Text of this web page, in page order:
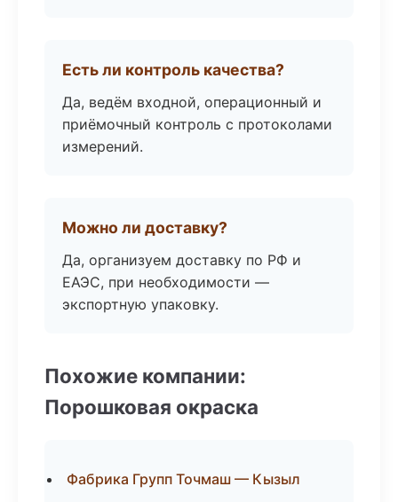
Есть ли контроль качества?
Да, ведём входной, операционный и
приёмочный контроль с протоколами
измерений.
Можно ли доставку?
Да, организуем доставку по РФ и
ЕАЭС, при необходимости —
экспортную упаковку.
Похожие компании:
Порошковая окраска
Фабрика Групп Точмаш — Кызыл